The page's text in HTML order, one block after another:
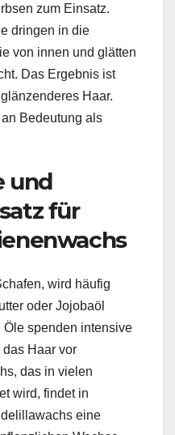
zum Einsatz.
dringen in die
von innen und glätten
Das Ergebnis ist
Haar.
Bedeutung als
und
für
wird häufig
oder Jojobaöl
spenden intensive
Haar vor
das in vielen
wird, findet in
eine